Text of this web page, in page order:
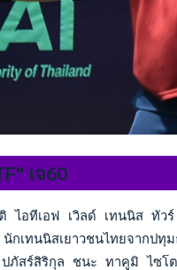
เจ60
ไอทีเอฟ เวิลด์ เทนนิส ทั
นักเทนนิสเยาวชนไทยจาก
ภัสร์สิริกุล ชนะ ทาคูมิ ไ